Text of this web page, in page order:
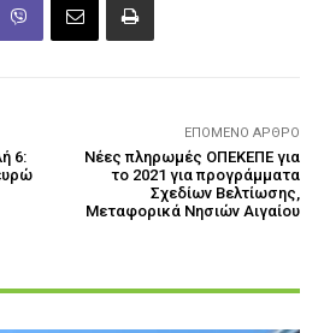
6:
ΕΠΌΜΕΝΟ ΆΡΘΡΟ
Νέες πληρωμές ΟΠΕΚΕΠΕ για
το 2021 για προγράμματα
Σχεδίων Βελτίωσης,
Μεταφορικά Νησιών Αιγαίου